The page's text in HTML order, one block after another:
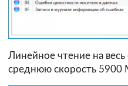
Линейное чтение на
среднюю скорость 5900